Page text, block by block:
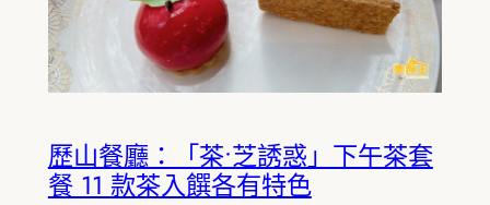
歷山餐廳：「茶•芝誘惑」下午茶套
餐 11 款茶入饌各有特色